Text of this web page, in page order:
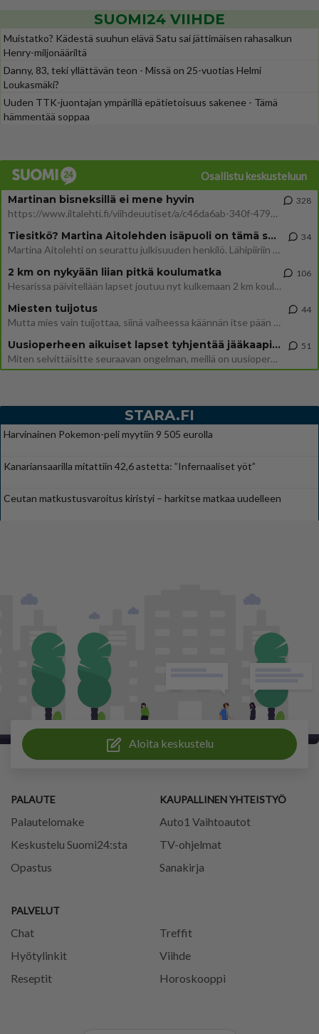
SUOMI24 VIIHDE
Muistatko? Kädestä suuhun elävä Satu sai jättimäisen rahasalkun
Henry-miljonääriltä
Danny, 83, teki yllättävän teon - Missä on 25-vuotias Helmi
Loukasmäki?
Uuden TTK-juontajan ympärillä epätietoisuus sakenee - Tämä
hämmentää soppaa
Osallistu keskusteluun
Martinan bisneksillä ei mene hyvin
https://www.iltalehti.fi/viihdeuutiset/a/c46da6ab-340f-4790-aaa7-0865eed2336 Yrityksen konkurssihakemus on tullut kärä
328
Tiesitkö? Martina Aitolehden isäpuoli on tämä suosittu laulaja
Martina Aitolehti on seurattu julkisuuden henkilö. Lähipiiriin mahtuu muitakin tunnettuja henkilöitä. Tiesitkö, että Ma
34
2 km on nykyään liian pitkä koulumatka
Hesarissa päivitellään lapset joutuu nyt kulkemaan 2 km kouluun jösses. Ruostefillarilla tuo matka menee vaikka miten äk
106
Miesten tuijotus
Mutta mies vain tuijottaa, siinä vaiheessa käännän itse pään pois. Mikä juttu? Yleensä jos joku tuijottaa tai katsoo, hä
44
Uusioperheen aikuiset lapset tyhjentää jääkaapin käydessään
Miten selvittäisitte seuraavan ongelman, meillä on uusioperhe, minulla teini-ikäiset lapset ja puolisolla aikuiset, jotk
51
STARA.FI
Harvinainen Pokemon-peli myytiin 9 505 eurolla
Kanariansaarilla mitattiin 42,6 astetta: ”Infernaaliset yöt”
Ceutan matkustusvaroitus kiristyi – harkitse matkaa uudelleen
Aloita keskustelu
PALAUTE
Palautelomake
Keskustelu Suomi24:sta
Opastus
PALVELUT
Chat
Treffit
Hyötylinkit
Viihde
Reseptit
Horoskooppi
KAUPALLINEN YHTEISTYÖ
Auto1 Vaihtoautot
TV-ohjelmat
Sanakirja